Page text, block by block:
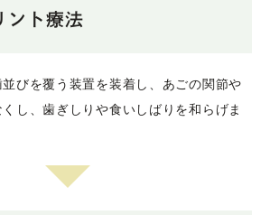
ント療法
びを覆う装置を装着し、あごの関節や
し、歯ぎしりや食いしばりを和らげま